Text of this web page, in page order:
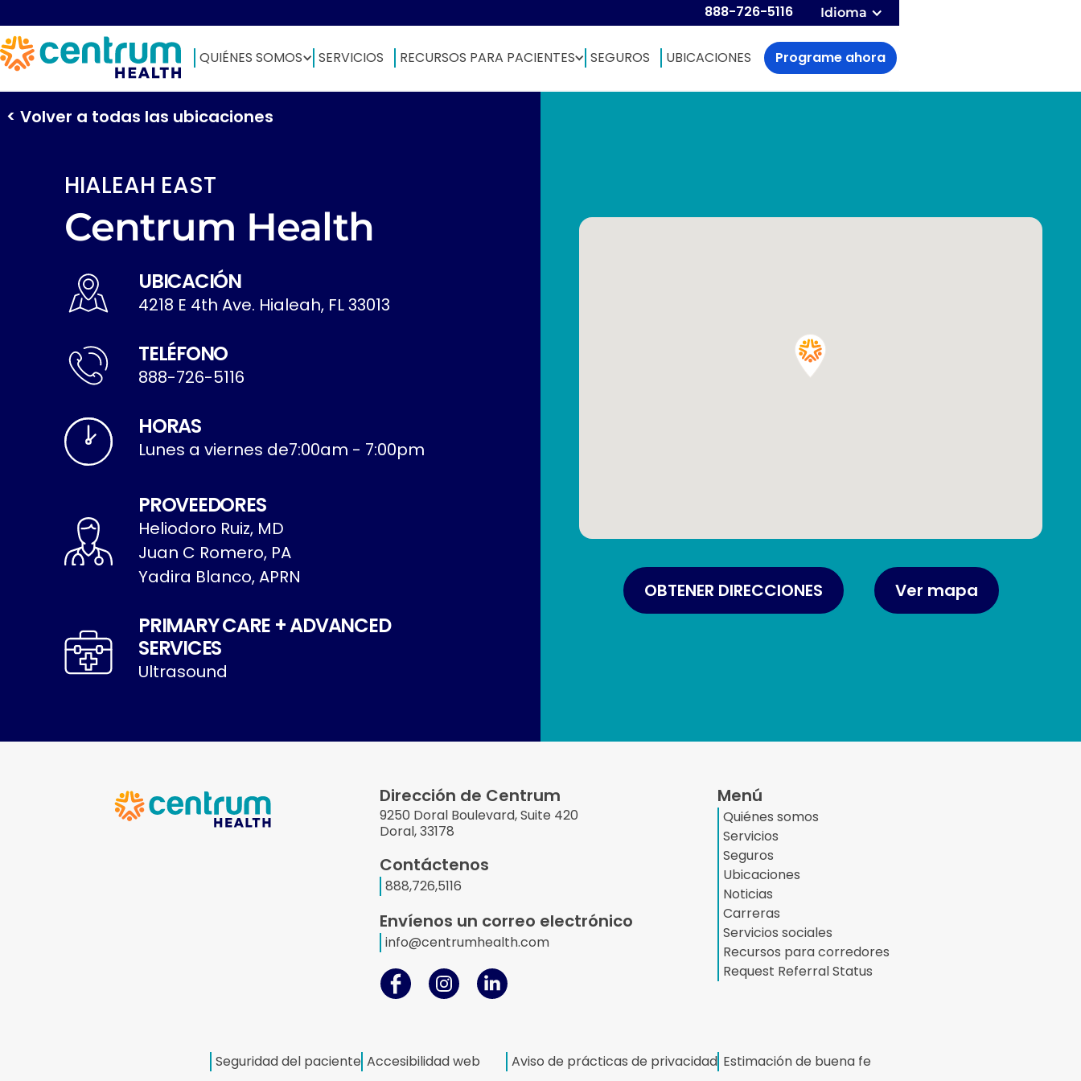
888-726-5116 Idioma
QUIÉNES SOMOS SERVICIOS RECURSOS PARA PACIENTES SEGUROS UBICACIONES Programe ahora
< Volver a todas las ubicaciones
HIALEAH EAST
Centrum Health
UBICACIÓN
4218 E 4th Ave. Hialeah, FL 33013
TELÉFONO
888-726-5116
HORAS
Lunes a viernes de7:00am - 7:00pm
PROVEEDORES
Heliodoro Ruiz, MD
Juan C Romero, PA
Yadira Blanco, APRN
PRIMARY CARE + ADVANCED
SERVICES
Ultrasound
OBTENER DIRECCIONES Ver mapa
Dirección de Centrum
9250 Doral Boulevard, Suite 420
Doral, 33178
Contáctenos
888,726,5116
Envíenos un correo electrónico
info@centrumhealth.com
Menú
Quiénes somos
Servicios
Seguros
Ubicaciones
Noticias
Carreras
Servicios sociales
Recursos para corredores
Request Referral Status
Seguridad del paciente Accesibilidad web Aviso de prácticas de privacidad Estimación de buena fe